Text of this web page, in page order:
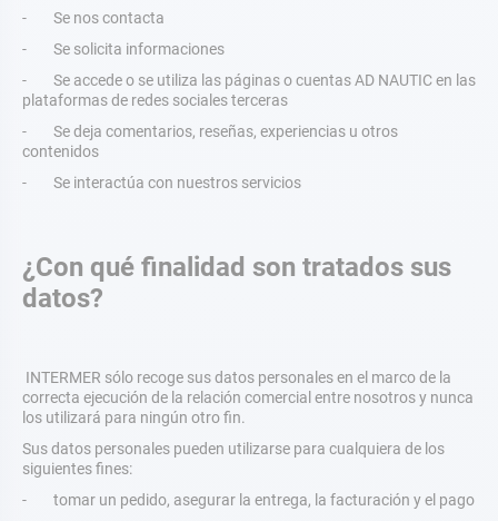
- Se nos contacta
- Se solicita informaciones
- Se accede o se utiliza las páginas o cuentas AD NAUTIC en las
plataformas de redes sociales terceras
- Se deja comentarios, reseñas, experiencias u otros
contenidos
- Se interactúa con nuestros servicios
¿Con qué finalidad son tratados sus
datos?
INTERMER sólo recoge sus datos personales en el marco de la
correcta ejecución de la relación comercial entre nosotros y nunca
los utilizará para ningún otro fin.
Sus datos personales pueden utilizarse para cualquiera de los
siguientes fines:
- tomar un pedido, asegurar la entrega, la facturación y el pago